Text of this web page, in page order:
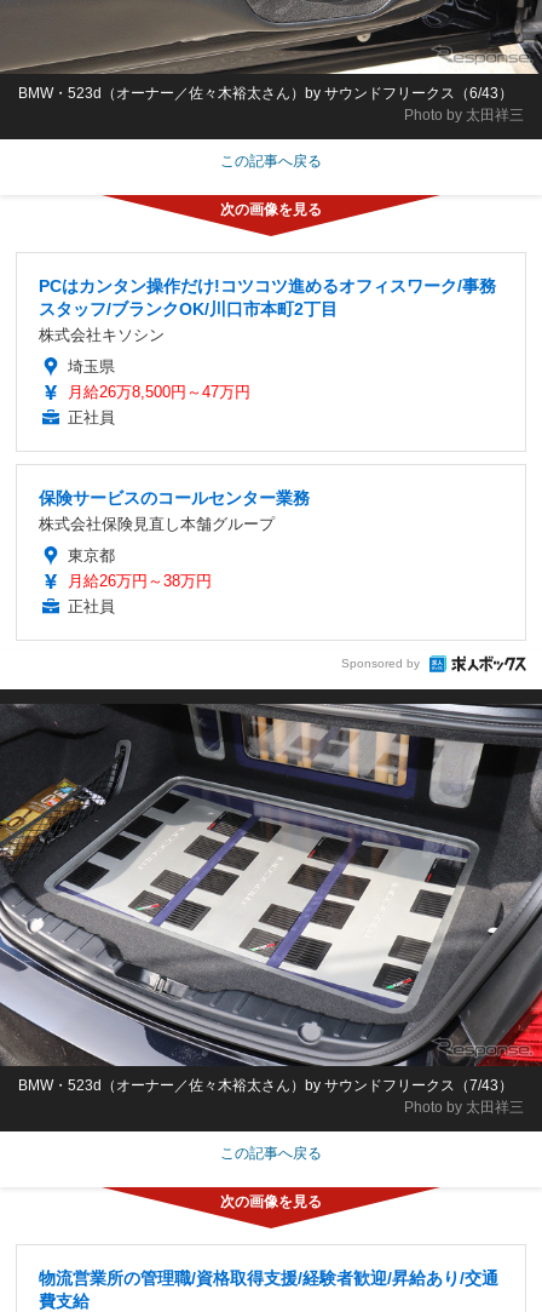
Photo by 太田祥三
BMW・523d（オーナー／佐々木裕太さん）by サウンドフリークス（6/43）
この記事へ戻る
PCはカンタン操作だけ!コツコツ進めるオフィスワーク/事務
スタッフ/ブランクOK/川口市本町2丁目
株式会社キソシン
埼玉県
月給26万8,500円～47万円
正社員
保険サービスのコールセンター業務
株式会社保険見直し本舗グループ
東京都
月給26万円～38万円
正社員
Sponsored by
Photo by 太田祥三
BMW・523d（オーナー／佐々木裕太さん）by サウンドフリークス（7/43）
この記事へ戻る
物流営業所の管理職/資格取得支援/経験者歓迎/昇給あり/交通
費支給